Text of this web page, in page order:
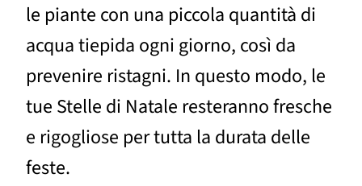
le piante con una piccola quantità di
acqua tiepida ogni giorno, così da
prevenire ristagni. In questo modo, le
tue Stelle di Natale resteranno fresche
e rigogliose per tutta la durata delle
feste.